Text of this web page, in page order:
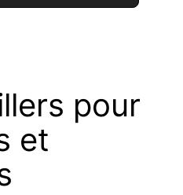
pour
et